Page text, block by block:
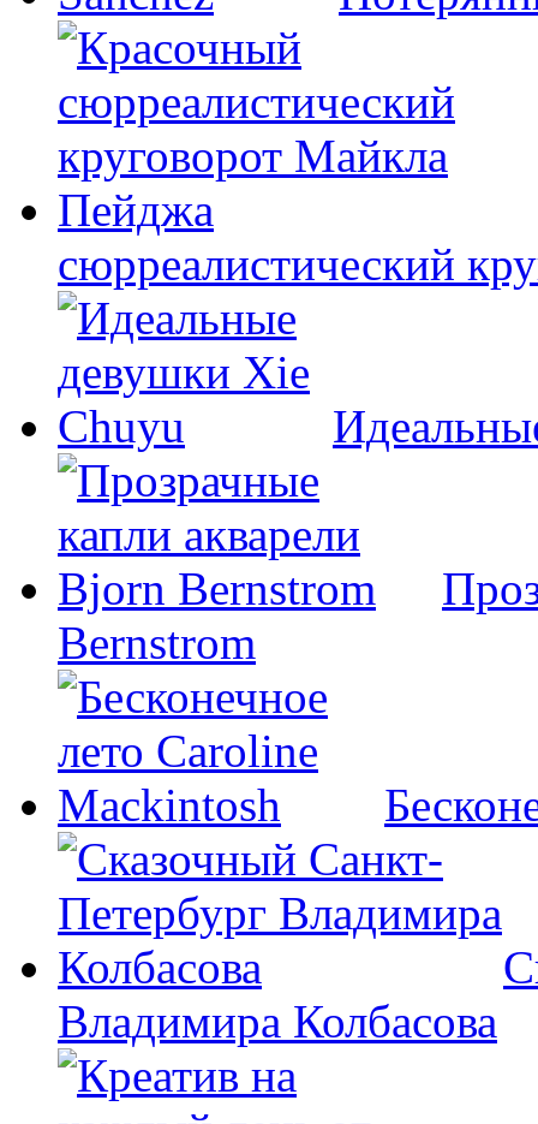
сюрреалистический
Bernstrom
Владимира Колбасова